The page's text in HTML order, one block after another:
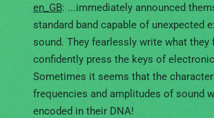
en_GB: ...immediately announced
standard band capable of unexpected
sound. They fearlessly write what they
confidently press the keys of
Sometimes it seems that the
frequencies and amplitudes of sound
encoded in their DNA!